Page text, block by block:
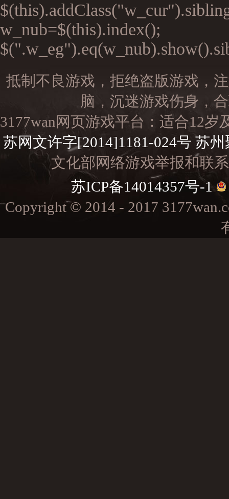
w_nub=$(this).index();
抵制不良游戏，拒绝盗版游戏，
脑，沉迷游戏伤身，
3177wan网页游戏平台：适合12
苏网文许字[2014]1181-024号 苏州
文化部网络游戏举报和联
苏ICP备14014357号-1
Copyright © 2014 - 2017